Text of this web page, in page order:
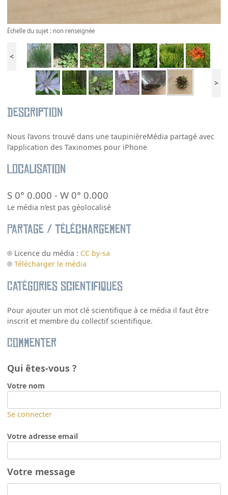
Échelle du sujet : non renseignée
<
>
Description
Nous l’avons trouvé dans une taupinièreMédia partagé avec
l’application des Taxinomes pour iPhone
Localisation
S 0° 0.000 -W 0° 0.000
Le média n’est pas géolocalisé
Partage / Téléchargement
Licence du média : CC by-sa
Télécharger le média
Catégories scientifiques
Pour ajouter un mot clé scientifique à ce média il faut être
inscrit et membre du collectif scientifique.
Commenter
Qui êtes-vous ?
Votre nom
Se connecter
Votre adresse email
Votre message